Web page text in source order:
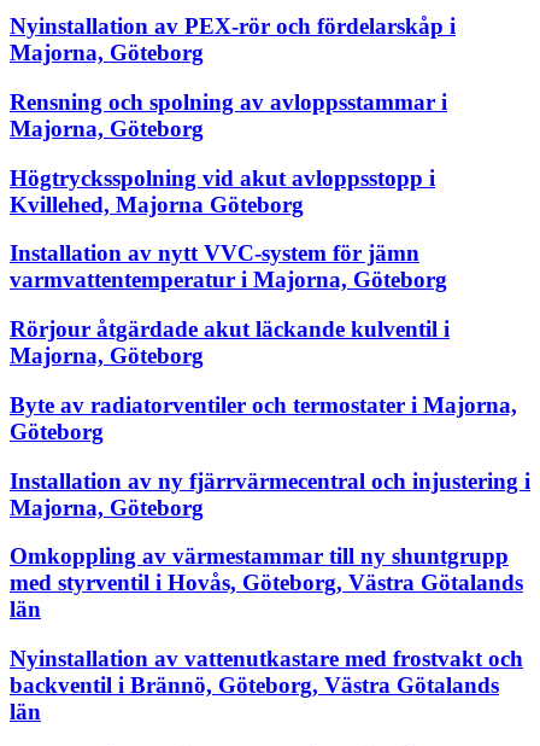
Nyinstallation av PEX-rör och fördelarskåp i
Majorna, Göteborg
Rensning och spolning av avloppsstammar i
Majorna, Göteborg
Högtrycksspolning vid akut avloppsstopp i
Kvillehed, Majorna Göteborg
Installation av nytt VVC-system för jämn
varmvattentemperatur i Majorna, Göteborg
Rörjour åtgärdade akut läckande kulventil i
Majorna, Göteborg
Byte av radiatorventiler och termostater i Majorna,
Göteborg
Installation av ny fjärrvärmecentral och injustering i
Majorna, Göteborg
Omkoppling av värmestammar till ny shuntgrupp
med styrventil i Hovås, Göteborg, Västra Götalands
län
Nyinstallation av vattenutkastare med frostvakt och
backventil i Brännö, Göteborg, Västra Götalands
län